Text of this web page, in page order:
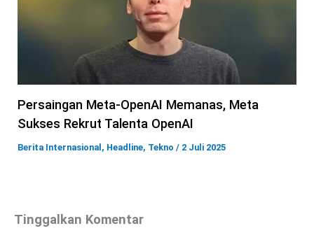
Persaingan Meta-OpenAI Memanas, Meta
Sukses Rekrut Talenta OpenAI
Berita Internasional, Headline, Tekno / 2 Juli 2025
Tinggalkan Komentar